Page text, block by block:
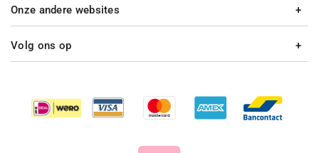
Onze andere websites
Volg ons op